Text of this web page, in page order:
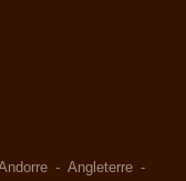
- Angleterre -